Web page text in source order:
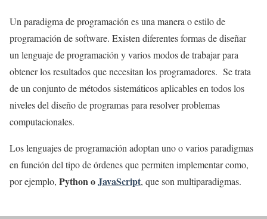
Un paradigma de programación es una manera o estilo de
programación de software. Existen diferentes formas de diseñar
un lenguaje de programación y varios modos de trabajar para
obtener los resultados que necesitan los programadores. Se trata
de un conjunto de métodos sistemáticos aplicables en todos los
niveles del diseño de programas para resolver problemas
computacionales.
Los lenguajes de programación adoptan uno o varios paradigmas
en función del tipo de órdenes que permiten implementar como,
por ejemplo, Python oJavaScript, que son multiparadigmas.